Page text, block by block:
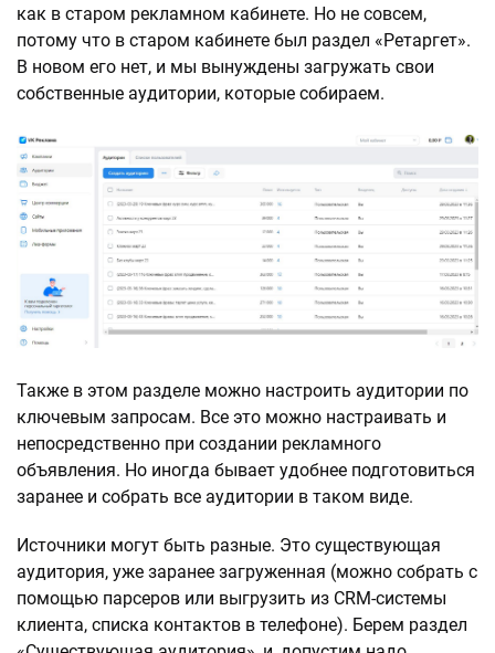
как в старом рекламном кабинете. Но не совсем,
потому что в старом кабинете был раздел «Ретаргет».
В новом его нет, и мы вынуждены загружать свои
собственные аудитории, которые собираем.
Также в этом разделе можно настроить аудитории по
ключевым запросам. Все это можно настраивать и
непосредственно при создании рекламного
объявления. Но иногда бывает удобнее подготовиться
заранее и собрать все аудитории в таком виде.
Источники могут быть разные. Это существующая
аудитория, уже заранее загруженная (можно собрать с
помощью парсеров или выгрузить из CRM-системы
клиента, списка контактов в телефоне). Берем раздел